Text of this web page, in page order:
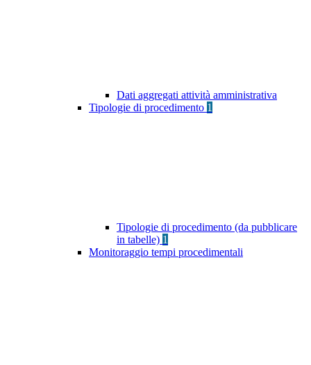
Dati aggregati attività amministrativa
Tipologie di procedimento 1
Tipologie di procedimento (da pubblicare
in tabelle) 1
Monitoraggio tempi procedimentali